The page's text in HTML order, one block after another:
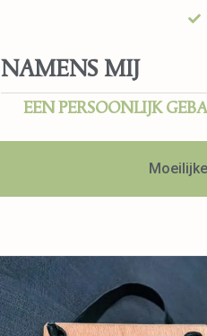
NAMENS MIJ
EEN PERSOONLIJK